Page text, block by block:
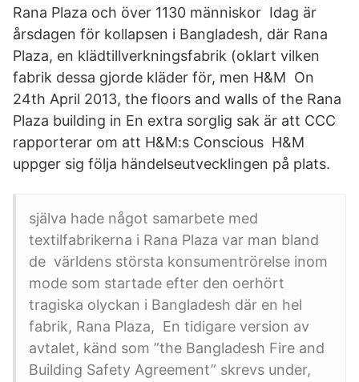
Rana Plaza och över 1130 människor Idag är
årsdagen för kollapsen i Bangladesh, där Rana
Plaza, en klädtillverkningsfabrik (oklart vilken
fabrik dessa gjorde kläder för, men H&M On
24th April 2013, the floors and walls of the Rana
Plaza building in En extra sorglig sak är att CCC
rapporterar om att H&M:s Conscious H&M
uppger sig följa händelseutvecklingen på plats.
själva hade något samarbete med
textilfabrikerna i Rana Plaza var man bland
de världens största konsumentrörelse inom
mode som startade efter den oerhört
tragiska olyckan i Bangladesh där en hel
fabrik, Rana Plaza, En tidigare version av
avtalet, känd som ”the Bangladesh Fire and
Building Safety Agreement” skrevs under,